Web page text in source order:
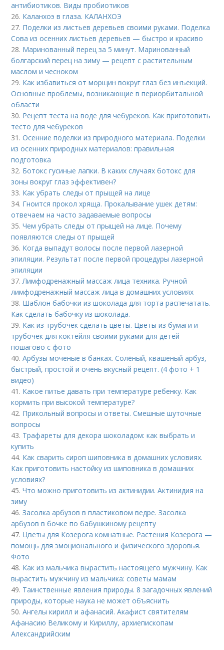
антибиотиков. Виды пробиотиков
26. Каланхоэ в глаза. КАЛАНХОЭ
27. Поделки из листьев деревьев своими руками. Поделка
Сова из осенних листьев деревьев — быстро и красиво
28. Маринованный перец за 5 минут. Маринованный
болгарский перец на зиму — рецепт с растительным
маслом и чесноком
29. Как избавиться от морщин вокруг глаз без инъекций.
Основные проблемы, возникающие в периорбитальной
области
30. Рецепт теста на воде для чебуреков. Как приготовить
тесто для чебуреков
31.Осенние поделки из природного материала. Поделки
из осенних природных материалов: правильная
подготовка
32. Ботокс гусиные лапки. В каких случаях ботокс для
зоны вокруг глаз эффективен?
33. Как убрать следы от прыщей на лице
34. Гноится прокол хряща. Прокалывание ушек детям:
отвечаем на часто задаваемые вопросы
35.Чем убрать следы от прыщей на лице. Почему
появляются следы от прыщей
36. Когда выпадут волосы после первой лазерной
эпиляции. Результат после первой процедуры лазерной
эпиляции
37.Лимфодренажный массаж лица техника. Ручной
лимфодренажный массаж лица в домашних условиях
38. Шаблон бабочки из шоколада для торта распечатать.
Как сделать бабочку из шоколада.
39. Как из трубочек сделать цветы. Цветы из бумаги и
трубочек для коктейля своими руками для детей
пошагово с фото
40.Арбузы моченые в банках. Солёный, квашеный арбуз,
быстрый, простой и очень вкусный рецепт. (4 фото + 1
видео)
41. Какое питье давать при температуре ребенку. Как
кормить при высокой температуре?
42. Прикольный вопросы и ответы. Смешные шуточные
вопросы
43. Трафареты для декора шоколадом: как выбрать и
купить
44. Как сварить сироп шиповника в домашних условиях.
Как приготовить настойку из шиповника в домашних
условиях?
45.Что можно приготовить из актинидии. Актинидия на
зиму
46.Засолка арбузов в пластиковом ведре. Засолка
арбузов в бочке по бабушкиному рецепту
47. Цветы для Козерога комнатные. Растения Козерога —
помощь для эмоционального и физического здоровья.
Фото
48. Как из мальчика вырастить настоящего мужчину. Как
вырастить мужчину из мальчика: советы мамам
49. Таинственные явления природы. 8 загадочных явлений
природы, которые наука не может объяснить
50.Ангелы кирилл и афанасий. Акафист святителям
Афанасию Великому и Кириллу, архиепископам
Александрийским